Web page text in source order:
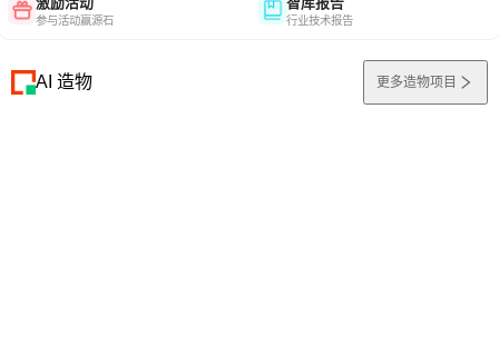
参与活动赢源石 行业技术报告
AI 造物 更多造物项目